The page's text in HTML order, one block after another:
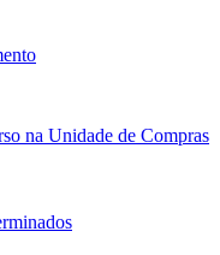
na Unidade de Compras